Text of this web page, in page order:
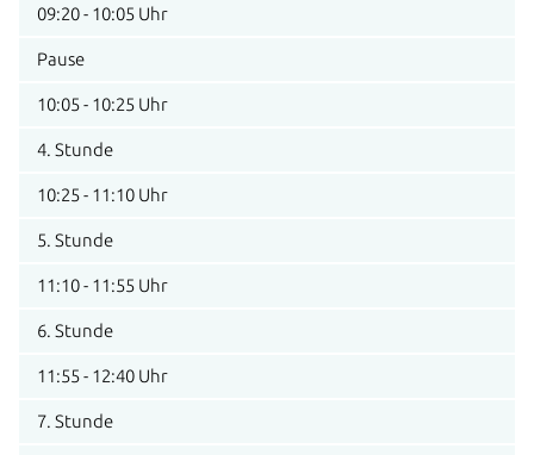
09:20 - 10:05 Uhr
Pause
10:05 - 10:25 Uhr
4. Stunde
10:25 - 11:10 Uhr
5. Stunde
11:10 - 11:55 Uhr
6. Stunde
11:55 - 12:40 Uhr
7. Stunde